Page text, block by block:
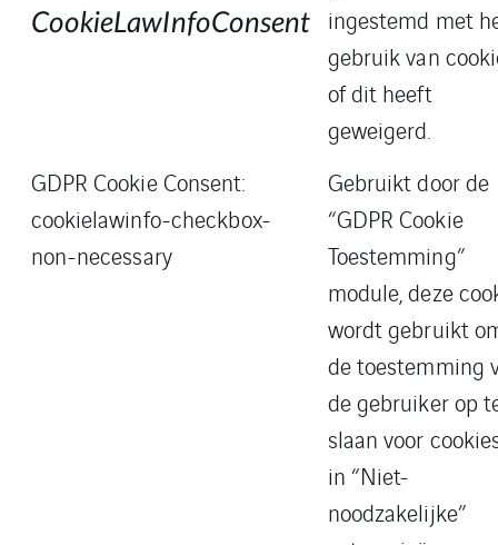
CookieLawInfoConsent
ingestemd met
gebruik van
of dit heeft
geweigerd.
GDPR Cookie Consent:
cookielawinfo-checkbox-
non-necessary
Gebruikt door de
“GDPR Cookie
Toestemming”
module, deze
wordt gebruikt
de toestemming
de gebruiker op
slaan voor
in “Niet-
noodzakelijke”